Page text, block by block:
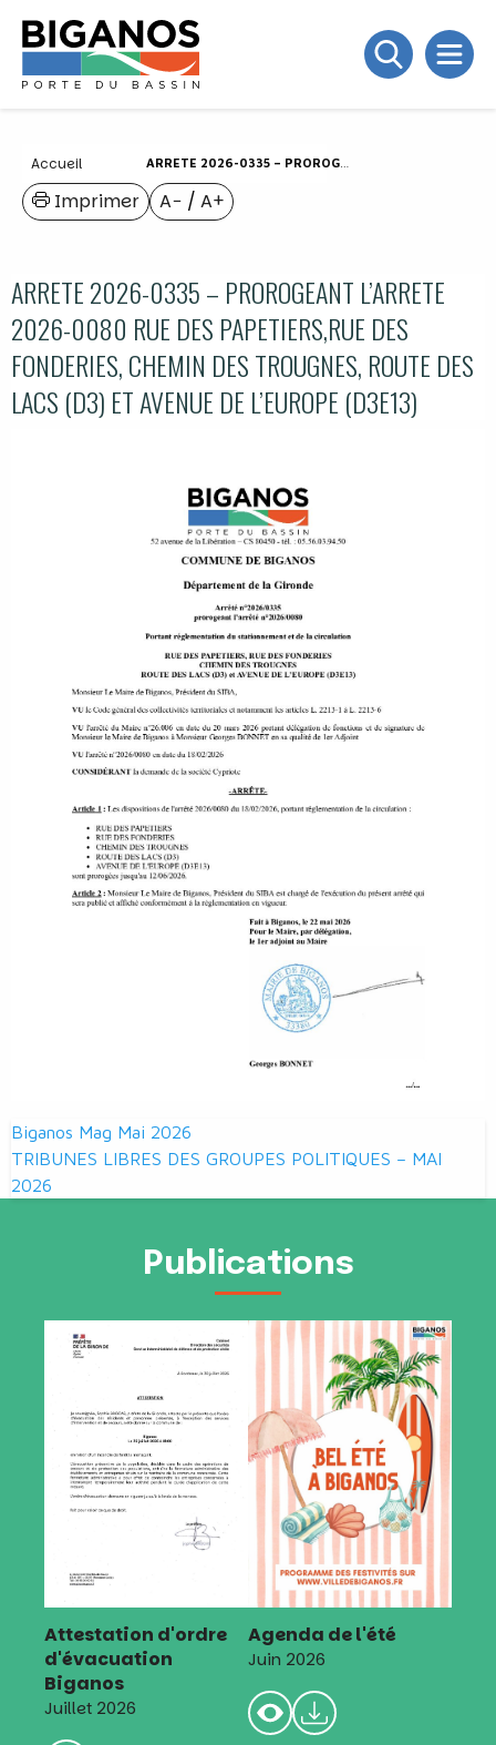
Accueil ARRETE 2026-0335 – PROROGEANT L’ARRETE 2026-0080 RUE DES PAPETIERS,RUE DES FONDERIES, CHEMIN DES TROUGNES, ROUTE DES LACS (D3) ET AVENUE DE L’EUROPE (D3E13)
A− / A+
Imprimer
ARRETE 2026-0335 – PROROGEANT L’ARRETE
2026-0080 RUE DES PAPETIERS,RUE DES
FONDERIES, CHEMIN DES TROUGNES, ROUTE DES
LACS (D3) ET AVENUE DE L’EUROPE (D3E13)
Navigation
de
l’article
Biganos Mag Mai 2026
TRIBUNES LIBRES DES GROUPES POLITIQUES – MAI
2026
Publications
Attestation d'ordre
d'évacuation
Biganos
Juillet 2026
Agenda de l'été
Juin 2026